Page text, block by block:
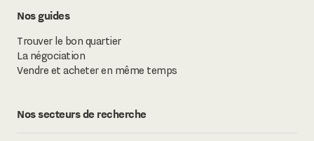
Nos guides
Trouver le bon quartier
La négociation
Vendre et acheter en même temps
Nos secteurs de recherche